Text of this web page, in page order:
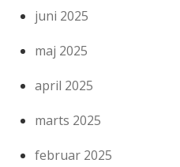
juni 2025
maj 2025
april 2025
marts 2025
februar 2025